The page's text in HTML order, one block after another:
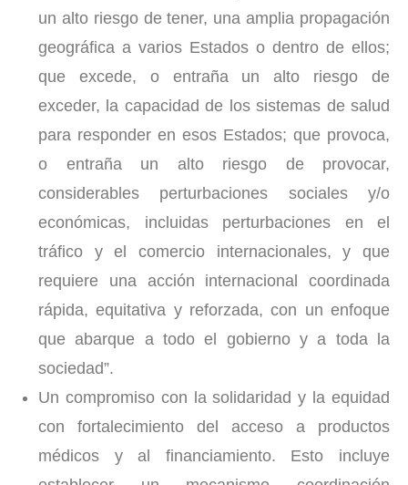
un alto riesgo de tener, una amplia propagación
geográfica a varios Estados o dentro de ellos;
que excede, o entraña un alto riesgo de
exceder, la capacidad de los sistemas de salud
para responder en esos Estados; que provoca,
o entraña un alto riesgo de provocar,
considerables perturbaciones sociales y/o
económicas, incluidas perturbaciones en el
tráfico y el comercio internacionales, y que
requiere una acción internacional coordinada
rápida, equitativa y reforzada, con un enfoque
que abarque a todo el gobierno y a toda la
sociedad”.
Un compromiso con la solidaridad y la equidad
con fortalecimiento del acceso a productos
médicos y al financiamiento. Esto incluye